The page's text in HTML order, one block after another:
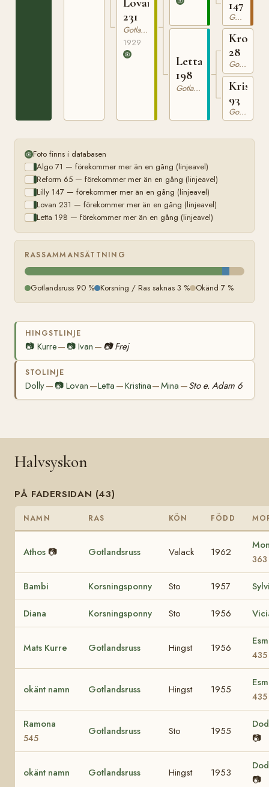
231
Gotlandsruss
1929
Letta
198
Gotlandsruss
147
Gotlandsruss
Kron
28
Gotlandsruss
Kristina
93
Gotlandsruss
Foto finns i databasen
Algo 71 — förekommer mer än en gång (linjeavel)
Reform 65 — förekommer mer än en gång (linjeavel)
Lilly 147 — förekommer mer än en gång (linjeavel)
Lovan 231 — förekommer mer än en gång (linjeavel)
Letta 198 — förekommer mer än en gång (linjeavel)
RASSAMMANSÄTTNING
Gotlandsruss 90 % Korsning / Ras saknas 3 % Okänd 7 %
HINGSTLINJE
📷 Kurre— 📷Ivan — 📷 Frej
STOLINJE
Dolly— 📷Lovan —Letta —Kristina—Mina —Sto e. Adam 6
Halvsyskon
PÅ FADERSIDAN (43)
NAMN RAS KÖN FÖDD
Athos 📷 Gotlandsruss Valack 1962
363
Bambi Korsningsponny Sto 1957
Diana Korsningsponny Sto 1956
Mats Kurre Gotlandsruss Hingst 1956
435
okänt namn Gotlandsruss Hingst 1955
435
Ramona
545
Gotlandsruss Sto 1955
📷
okänt namn Gotlandsruss Hingst 1953
📷